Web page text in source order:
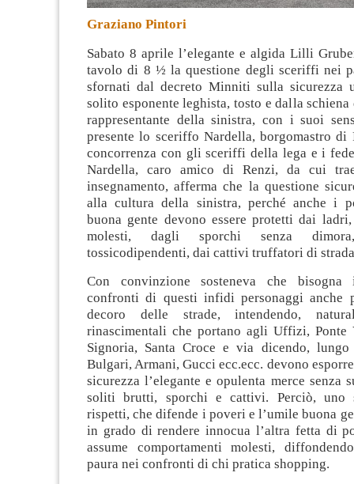
Graziano Pintori
Sabato 8 aprile l’elegante e algida Lilli
tavolo di 8 ½ la questione degli sceriffi nei
sfornati dal decreto Minniti sulla sicurezza
solito esponente leghista, tosto e dalla
rappresentante della sinistra, con i suoi
presente lo sceriffo Nardella, borgomastro di
concorrenza con gli sceriffi della lega e i
Nardella, caro amico di Renzi, da cui
insegnamento, afferma che la questione
alla cultura della sinistra, perché anche i
buona gente devono essere protetti dai
molesti, dagli sporchi senza
tossicodipendenti, dai cattivi truffatori di
Con convinzione sosteneva che bisogna
confronti di questi infidi personaggi anche
decoro delle strade, intendendo,
rinascimentali che portano agli Uffizi, Ponte
Signoria, Santa Croce e via dicendo,
Bulgari, Armani, Gucci ecc.ecc. devono
sicurezza l’elegante e opulenta merce senza
soliti brutti, sporchi e cattivi. Perciò, uno
rispetti, che difende i poveri e l’umile buona
in grado di rendere innocua l’altra fetta di
assume comportamenti molesti,
paura nei confronti di chi pratica shopping.